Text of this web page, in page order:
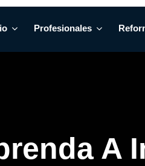
Profesionales
A